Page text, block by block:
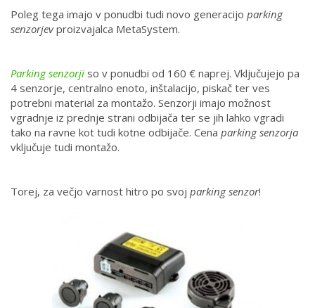
Poleg tega imajo v ponudbi tudi novo generacijo parking
senzorjevproizvajalca MetaSystem.
Parking senzorji so v ponudbi od 160 € naprej. Vključujejo pa
4 senzorje, centralno enoto, inštalacijo, piskač ter ves
potrebni material za montažo. Senzorji imajo možnost
vgradnje iz prednje strani odbijača ter se jih lahko vgradi
tako na ravne kot tudi kotne odbijače. Cena parking senzorja
vključuje tudi montažo.
Torej, za večjo varnost hitro po svoj parking senzor!